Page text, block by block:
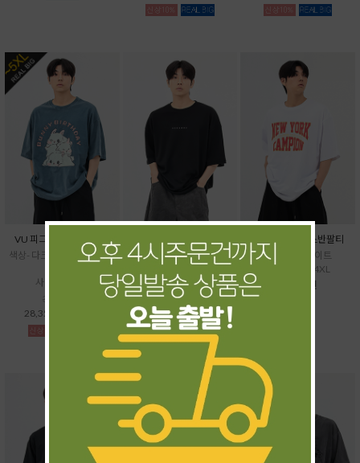
VU 피그토끼케익반팔티
색상- 다크그레이,베이지,블
사이즈- ~5XL
28,350원
색상- 블랙,화이트
사이즈- ~4XL
31,500원
HI 뉴욕16수박스반팔티
색상- 블랙,화이트
사이즈- XL~4XL
37,500원